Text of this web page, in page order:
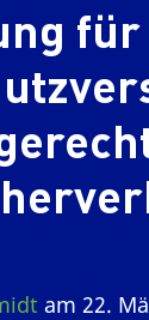
für
am 22.